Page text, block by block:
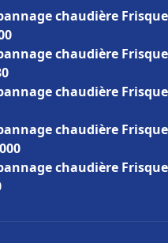
chaudière
chaudière
chaudière
chaudière
chaudière